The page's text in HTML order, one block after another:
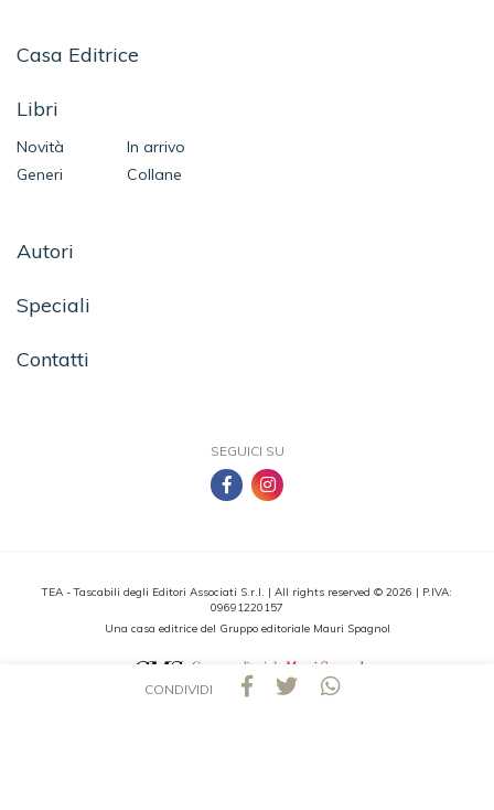
CONDIVIDI
Casa Editrice
Libri
Novità
In arrivo
Generi
Collane
Autori
Speciali
Contatti
SEGUICI SU
TEA - Tascabili degli Editori Associati S.r.l. | All rights reserved © 2026 | P.IVA:
09691220157
Una casa editrice del Gruppo editoriale Mauri Spagnol
Il sito tealibri.it partecipa ai programmi di affiliazione dei negozi IBS.it e Amazon EU,